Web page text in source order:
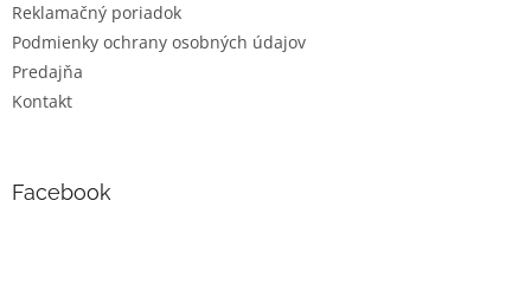
Reklamačný poriadok
Podmienky ochrany osobných údajov
Predajňa
Kontakt
Facebook